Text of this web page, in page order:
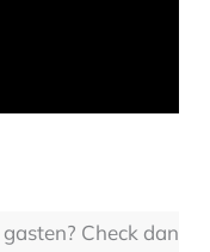
Check dan